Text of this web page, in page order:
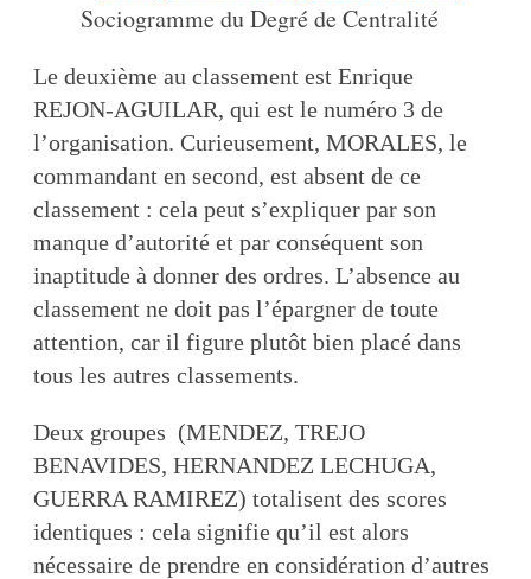
Sociogramme du Degré de Centralité
Le deuxième au classement est Enrique
REJON-AGUILAR, qui est le numéro 3 de
l’organisation. Curieusement, MORALES, le
commandant en second, est absent de ce
classement : cela peut s’expliquer par son
manque d’autorité et par conséquent son
inaptitude à donner des ordres. L’absence au
classement ne doit pas l’épargner de toute
attention, car il figure plutôt bien placé dans
tous les autres classements.
Deux groupes (MENDEZ, TREJO
BENAVIDES, HERNANDEZ LECHUGA,
GUERRA RAMIREZ) totalisent des scores
identiques : cela signifie qu’il est alors
nécessaire de prendre en considération d’autres